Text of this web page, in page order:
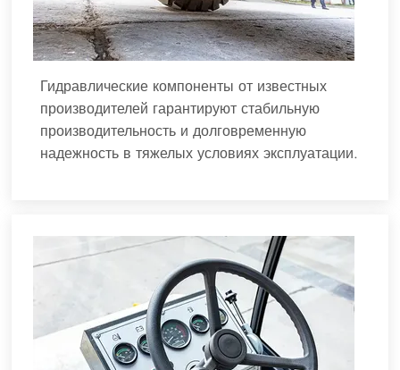
Гидравлические компоненты от известных
производителей гарантируют стабильную
производительность и долговременную
надежность в тяжелых условиях эксплуатации.